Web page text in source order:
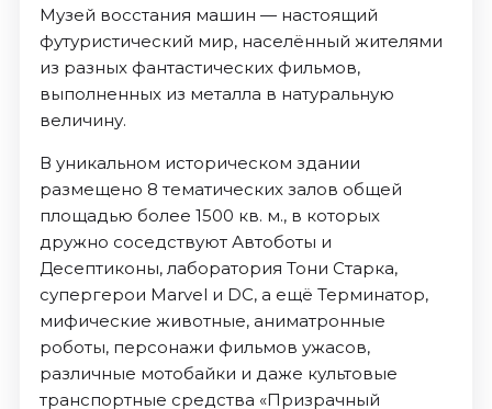
Музей восстания машин — настоящий
футуристический мир, населённый жителями
из разных фантастических фильмов,
выполненных из металла в натуральную
величину.
В уникальном историческом здании
размещено 8 тематических залов общей
площадью более 1500 кв. м., в которых
дружно соседствуют Автоботы и
Десептиконы, лаборатория Тони Старка,
супергерои Marvel и DC, а ещё Терминатор,
мифические животные, аниматронные
роботы, персонажи фильмов ужасов,
различные мотобайки и даже культовые
транспортные средства «Призрачный